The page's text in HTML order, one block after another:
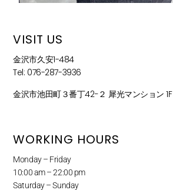
VISIT US
金沢市久安1-484
Tel: 076-287-3936
金沢市池田町３番丁42−２ 犀光マンション 1F
WORKING HOURS
Monday – Friday
10:00 am – 22:00 pm
Saturday – Sunday